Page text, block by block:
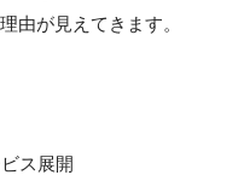
由が見えてきます。
ス展開